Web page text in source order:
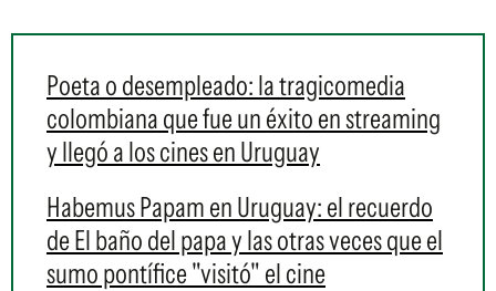
Poeta o desempleado: la tragicomedia
colombiana que fue un éxito en streaming
y llegó a los cines en Uruguay
Habemus Papam en Uruguay: el recuerdo
de El baño del papa y las otras veces que el
sumo pontífice "visitó" el cine